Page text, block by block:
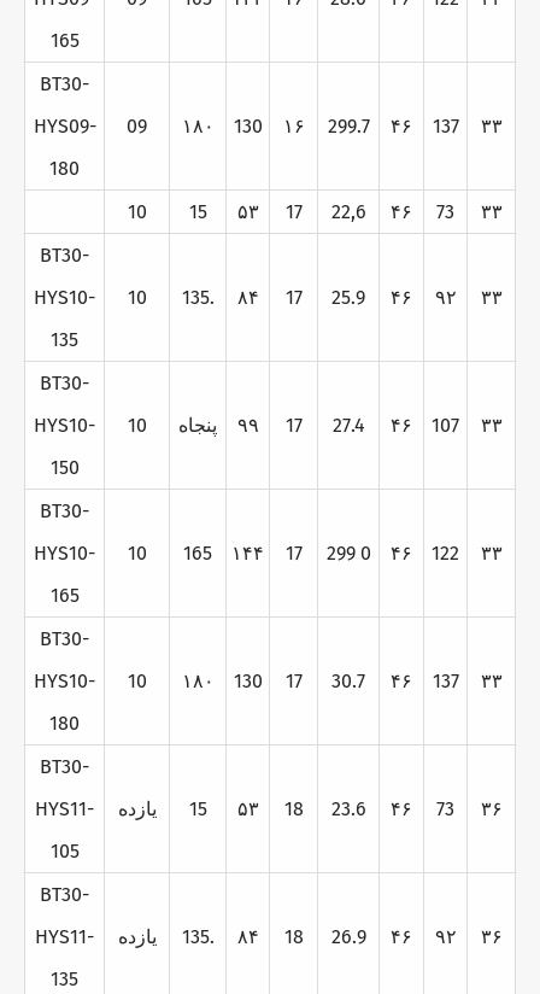
165
BT30-
HYS09-
180
09 ۱۸۰ 130 ۱۶ 299.7 ۴۶ 137 ۳۳
10 15 ۵۳ 17 22,6 ۴۶ 73
۳۳
BT30-
HYS10-
135
10 135. ۸۴ 17 25.9 ۴۶ ۹۲ ۳۳
BT30-
HYS10-
150
10 پنجاه ۹۹ 17 27.4 ۴۶ 107 ۳۳
BT30-
HYS10-
165
10 165 ۱۴۴ 17 299 0 ۴۶ 122 ۳۳
BT30-
HYS10-
180
10 ۱۸۰ 130 17 30.7 ۴۶ 137 ۳۳
BT30-
HYS11-
105
يازده 15 ۵۳ 18 23.6 ۴۶ 73 ۳۶
BT30-
HYS11-
135
يازده 135. ۸۴ 18 26.9 ۴۶ ۹۲ ۳۶